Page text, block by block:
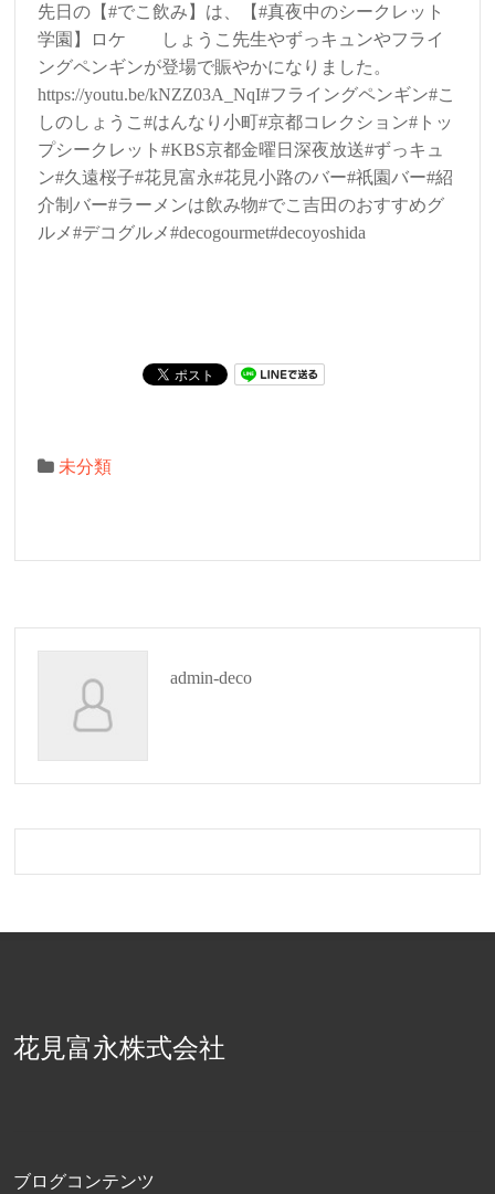
先日の【#でこ飲み】は、【#真夜中のシークレット
学園】ロケ しょうこ先生やずっキュンやフライ
ングペンギンが登場で賑やかになりました。
https://youtu.be/kNZZ03A_NqI#フライングペンギン#こ
しのしょうこ#はんなり小町#京都コレクション#トッ
プシークレット#KBS京都金曜日深夜放送#ずっキュ
ン#久遠桜子#花見富永#花見小路のバー#祇園バー#紹
介制バー#ラーメンは飲み物#でこ吉田のおすすめグ
ルメ#デコグルメ#decogourmet#decoyoshida
未分類
admin-deco
花見富永株式会社
ブログコンテンツ